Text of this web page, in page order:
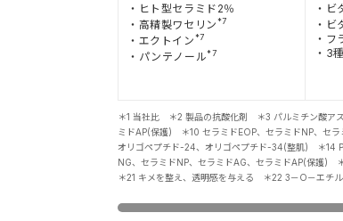
・ヒト型セラミド2％
・高精製ワセリン*7
・エクトイン*7
・パンテノール*7
・ビ
・ビ
・フ
・3
＊1 当社比 ＊2 製品の抗酸化剤 ＊3 パルミチン酸ア
ミドAP(保護) ＊10 セラミドEOP、セラミドNP、セ
オリゴペプチド-24、オリゴペプチド-34(整肌) ＊14
NG、セラミドNP、セラミドAG、セラミドAP(保護)
＊21 キメを整え、透明感を与える ＊22 3－O－エチ